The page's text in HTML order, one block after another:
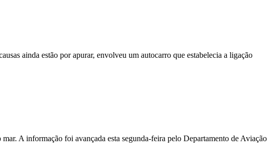
ainda estão por apurar, envolveu um autocarro que estabelecia a ligação
A informação foi avançada esta segunda-feira pelo Departamento de Aviação